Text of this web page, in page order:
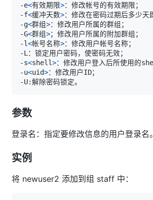
-e<有效期限>
-f<缓冲天数>
-g<群组>
-G<群组>
-l<帐号名称>
-s<shell>
-u<uid>
参数
登录名：指定要修改信息的用户登录名。
实例
将 newuser2 添加到组 staff 中：